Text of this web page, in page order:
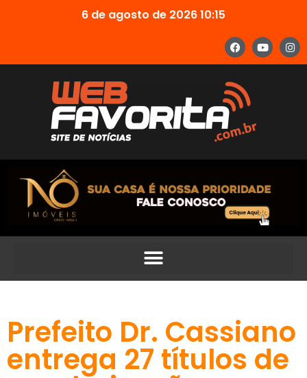
6 de agosto de 2026 10:15
Prefeito Dr. Cassiano
entrega 27 títulos de